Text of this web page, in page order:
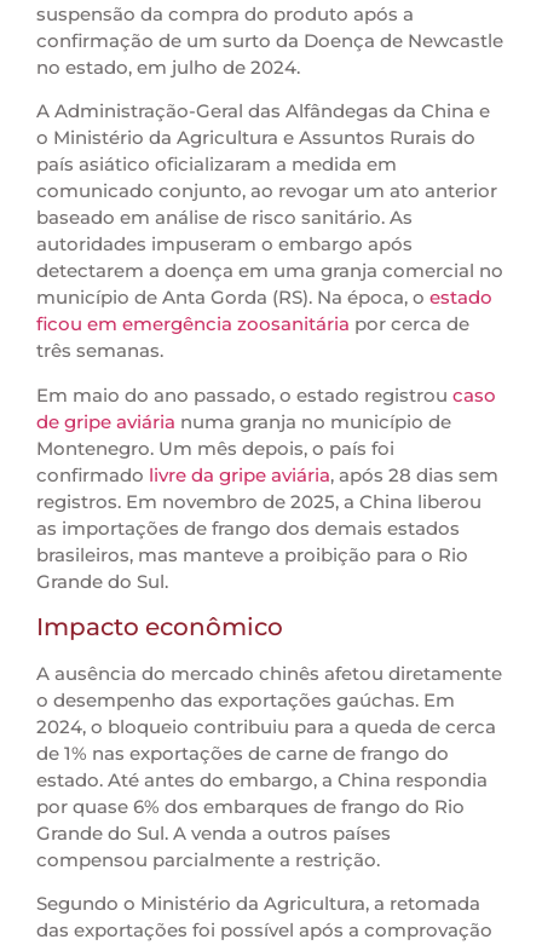
suspensão da compra do produto após a
confirmação de um surto da Doença de Newcastle
no estado, em julho de 2024.
A Administração-Geral das Alfândegas da China e
o Ministério da Agricultura e Assuntos Rurais do
país asiático oficializaram a medida em
comunicado conjunto, ao revogar um ato anterior
baseado em análise de risco sanitário. As
autoridades impuseram o embargo após
detectarem a doença em uma granja comercial no
município de Anta Gorda (RS). Na época, o estado
ficou em emergência zoosanitária por cerca de
três semanas.
Em maio do ano passado, o estado registrou caso
de gripe aviária numa granja no município de
Montenegro. Um mês depois, o país foi
confirmado livre da gripe aviária, após 28 dias sem
registros. Em novembro de 2025, a China liberou
as importações de frango dos demais estados
brasileiros, mas manteve a proibição para o Rio
Grande do Sul.
Impacto econômico
A ausência do mercado chinês afetou diretamente
o desempenho das exportações gaúchas. Em
2024, o bloqueio contribuiu para a queda de cerca
de 1% nas exportações de carne de frango do
estado. Até antes do embargo, a China respondia
por quase 6% dos embarques de frango do Rio
Grande do Sul. A venda a outros países
compensou parcialmente a restrição.
Segundo o Ministério da Agricultura, a retomada
das exportações foi possível após a comprovação